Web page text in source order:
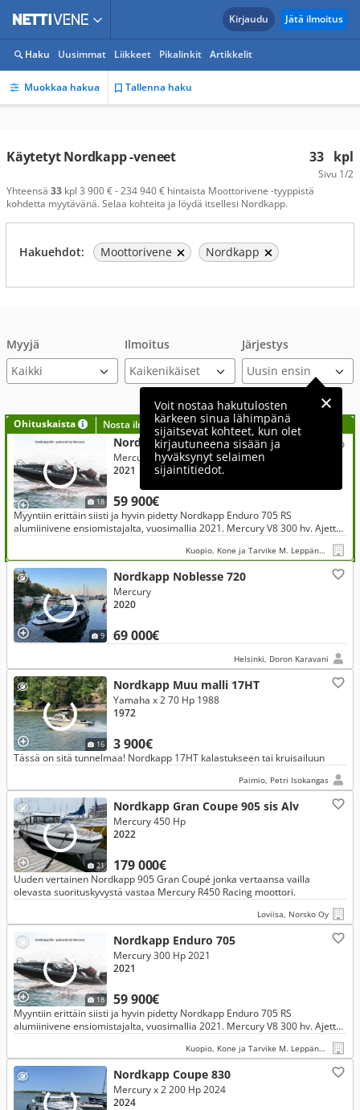
Kirjaudu Jätä ilmoitus
Haku Uusimmat Liikkeet Pikalinkit Artikkelit
Muokkaa hakua Tallenna haku
33 kpl
Sivu 1/2
Käytetyt Nordkapp -veneet
Yhteensä 33 kpl 3 900 € - 234 940 € hintaista Moottorivene -tyyppistä
kohdetta myytävänä. Selaa kohteita ja löydä itsellesi Nordkapp.
Hakuehdot: Moottorivene Nordkapp
Myyjä Ilmoitus Järjestys
Voit nostaa hakutulosten
kärkeen sinua lähimpänä
sijaitsevat kohteet, kun olet
kirjautuneena sisään ja
hyväksynyt selaimen
sijaintitiedot.
Ohituskaista Nosta ilmoituksesi tähän?
18
Nordkapp Enduro 705
59 900€
Mercury 300 Hp 2021
2021
Myyntiin erittäin siisti ja hyvin pidetty Nordkapp Enduro 705 RS
alumiinivene ensiomistajalta, vuosimallia 2021. Mercury V8 300 hv. Ajettu
Kuopio, Kone ja Tarvike M. Leppänen Oy
9
Nordkapp Noblesse 720
69 000€
Mercury
2020
Helsinki, Doron Karavani
16
Nordkapp Muu malli 17HT
3 900€
Yamaha x 2 70 Hp 1988
1972
Tässä on sitä tunnelmaa! Nordkapp 17HT kalastukseen tai kruisailuun
Paimio, Petri Isokangas
21
Nordkapp Gran Coupe 905 sis Alv
179 000€
Mercury 450 Hp
2022
Uuden vertainen Nordkapp 905 Gran Coupé jonka vertaansa vailla
olevasta suorituskyvystä vastaa Mercury R450 Racing moottori.
Loviisa, Norsko Oy
18
Nordkapp Enduro 705
59 900€
Mercury 300 Hp 2021
2021
Myyntiin erittäin siisti ja hyvin pidetty Nordkapp Enduro 705 RS
alumiinivene ensiomistajalta, vuosimallia 2021. Mercury V8 300 hv. Ajettu
Kuopio, Kone ja Tarvike M. Leppänen Oy
Nordkapp Coupe 830
Mercury x 2 200 Hp 2024
2024